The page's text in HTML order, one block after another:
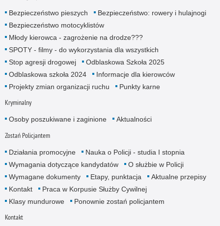
Bezpieczeństwo pieszych
Bezpieczeństwo: rowery i hulajnogi
Bezpieczeństwo motocyklistów
Młody kierowca - zagrożenie na drodze???
SPOTY - filmy - do wykorzystania dla wszystkich
Stop agresji drogowej
Odblaskowa Szkoła 2025
Odblaskowa szkoła 2024
Informacje dla kierowców
Projekty zmian organizacji ruchu
Punkty karne
Kryminalny
Osoby poszukiwane i zaginione Aktualności
Zostań Policjantem
Działania promocyjne
Nauka o Policji - studia I stopnia
Wymagania dotyczące kandydatów
O służbie w Policji
Wymagane dokumenty
Etapy, punktacja
Aktualne przepisy
Kontakt
Praca w Korpusie Służby Cywilnej
Klasy mundurowe
Ponownie zostań policjantem
Kontakt